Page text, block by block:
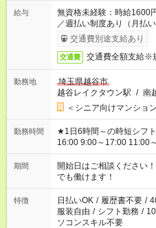
給与
無資格未経験：時給
／週払い制度あり（月払
了次第のお支払いとなりま
交通費別途支給あり
交通費 交通費全額支給※
勤務地
埼玉県越谷市
越谷レイクタウン駅 / 南
＜シニア向けマンショ
勤務時間
★1日6時間～の時短シフトOK ★スタート時間選べます
16:00 9:00～17:00 11:00
場合、他のお仕事と合わ
ん ※法令に基づき、週20
となります ※労働者派遣
短時間・短期間の就業は
期間
開始日はご相談くださ
でも働けます！
特徴 日払いOK / 履歴書不要 /
服装自由 / シフト勤務 /
ソコンスキル不要